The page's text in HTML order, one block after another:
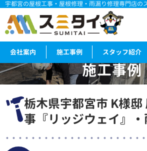
宇都宮の屋根工事・屋根修理・雨漏り修理専門店の
会社案内 施工事例 スタッフ紹介
施工事例
WORKS
栃木県宇都宮市 K様邸
事『リッジウェイ』